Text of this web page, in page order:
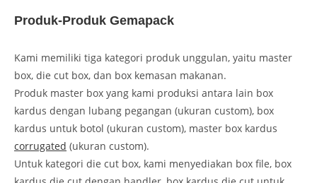
Produk-Produk Gemapack
Kami memiliki tiga kategori produk unggulan, yaitu master
box, die cut box, dan box kemasan makanan.
Produk master box yang kami produksi antara lain box
kardus dengan lubang pegangan (ukuran custom), box
kardus untuk botol (ukuran custom), master box kardus
corrugated (ukuran custom).
Untuk kategori die cut box, kami menyediakan box file, box